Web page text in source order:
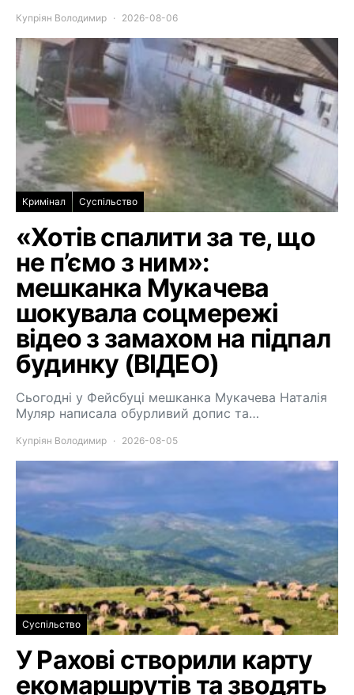
Купріян Володимир 2026-08-06
Кримінал Суспільство
«Хотів спалити за те, що
не п’ємо з ним»:
мешканка Мукачева
шокувала соцмережі
відео з замахом на підпал
будинку (ВІДЕО)
Сьогодні у Фейсбуці мешканка Мукачева Наталія
Муляр написала обурливий допис та…
Купріян Володимир 2026-08-05
Суспільство
У Рахові створили карту
екомаршрутів та зводять